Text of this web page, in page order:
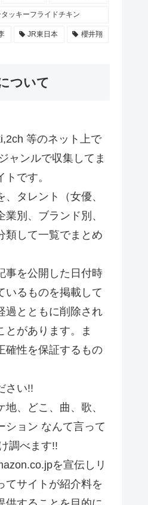
ッキーフライドチキン
JR東日本 櫻井翔
ついて
等のネット上で
ャンルで収集してま
です。
タレント（女優、
別、ブランド別、
類して一覧でまとめ
事を公開した日付時
いるものを掲載して
過とともに削除され
とがあります。ま
確性を保証するもの
さい!!
、どこ、曲、歌、
ション なんて言って
調べます!!
を宣伝しリ
てサイトが紹介料を